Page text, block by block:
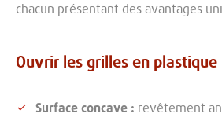
chacun présentant des avantages
Ouvrir les grilles en plastique
Surface concave : revêtement